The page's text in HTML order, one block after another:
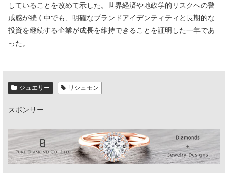
していることを改めて示した。世界経済や地政学的リスクへの警
戒感が続く中でも、明確なブランドアイデンティティと長期的な
投資を継続する企業が成長を維持できることを証明した一年であ
った。
ジュエリー リシュモン
スポンサー